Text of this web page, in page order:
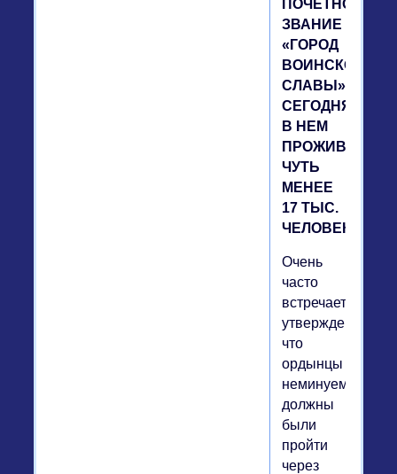
ПОЧЕТНОЕ
ЗВАНИЕ
«ГОРОД
ВОИНСКОЙ
СЛАВЫ».
СЕГОДНЯ
В НЕМ
ПРОЖИВАЕТ
ЧУТЬ
МЕНЕЕ
17 ТЫС.
ЧЕЛОВЕК
Очень
часто
встречается
утверждение,
что
ордынцы
неминуемо
должны
были
пройти
через